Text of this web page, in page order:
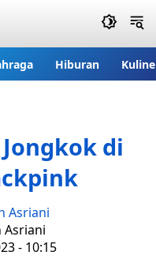
Hiburan
di
Asriani
Asriani
- 10:15